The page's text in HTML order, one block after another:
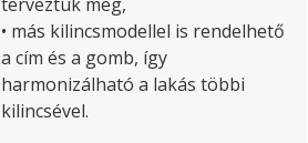
• más kilincsmodellel is rendelhető
a cím és a gomb, így
harmonizálható a lakás többi
kilincsével.